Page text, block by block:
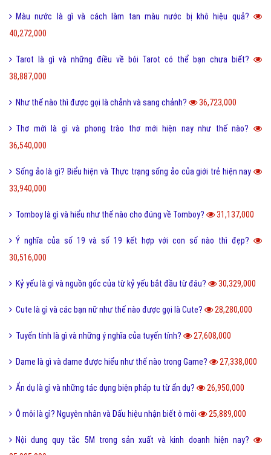
Màu nước là gì và cách làm tan màu nước bị khô hiệu quả?
40,272,000
Tarot là gì và những điều về bói Tarot có thể bạn chưa biết?
38,887,000
Như thế nào thì được gọi là chảnh và sang chảnh? 36,723,000
Thơ mới là gì và phong trào thơ mới hiện nay như thế nào?
36,540,000
Sống ảo là gì? Biểu hiện và Thực trạng sống ảo của giới trẻ hiện nay
33,940,000
Tomboy là gì và hiểu như thế nào cho đúng về Tomboy? 31,137,000
Ý nghĩa của số 19 và số 19 kết hợp với con số nào thì đẹp?
30,516,000
Kỷ yếu là gì và nguồn gốc của từ kỷ yếu bắt đầu từ đâu? 30,329,000
Cute là gì và các bạn nữ như thế nào được gọi là Cute? 28,280,000
Tuyến tính là gì và những ý nghĩa của tuyến tính? 27,608,000
Dame là gì và dame được hiểu như thế nào trong Game? 27,338,000
Ẩn dụ là gì và những tác dụng biện pháp tu từ ẩn dụ? 26,950,000
Ô môi là gì? Nguyên nhân và Dấu hiệu nhận biết ô môi 25,889,000
Nội dung quy tắc 5M trong sản xuất và kinh doanh hiện nay?